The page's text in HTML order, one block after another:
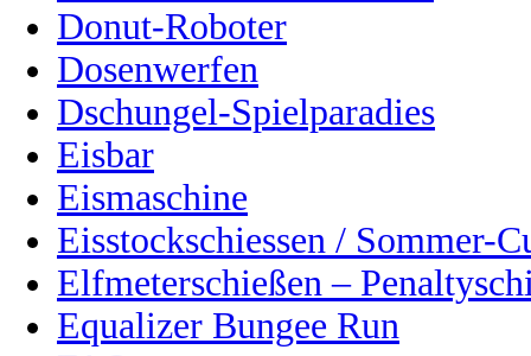
Donut-Roboter
Dosenwerfen
Dschungel-Spielparadies
Eisbar
Eismaschine
Eisstockschiessen / Sommer-
Elfmeterschießen –
Equalizer Bungee Run